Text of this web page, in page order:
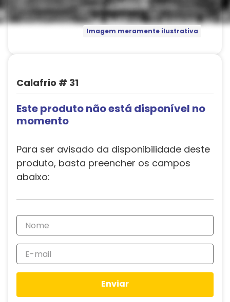
Imagem meramente ilustrativa
Calafrio # 31
Este produto não está disponível no
momento
Para ser avisado da disponibilidade deste
produto, basta preencher os campos
abaixo:
Enviar